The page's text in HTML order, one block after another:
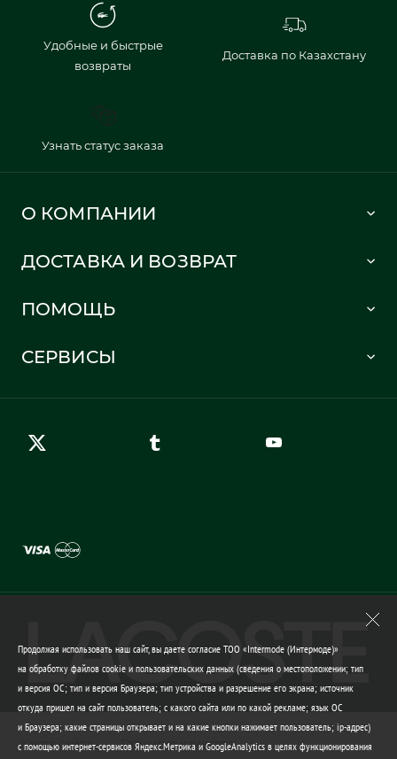
Удобные и быстрые
возвраты
Доставка по Казахстану
Узнать статус заказа
О КОМПАНИИ
Политика в отношении обработки персональных данных
ДОСТАВКА И ВОЗВРАТ
Информация о доставке
Правила возврата
ПОМОЩЬ
Карта сайта
СЕРВИСЫ
Карта сайта Гарантия качества
Продолжая использовать наш сайт, вы даете согласие ТОО «Intermode (Интермоде)»
на обработку файлов cookie и пользовательских данных (сведения о местоположении; тип
и версия ОС; тип и версия Браузера; тип устройства и разрешение его экрана; источник
откуда пришел на сайт пользователь; с какого сайта или по какой рекламе; язык ОС
и Браузера; какие страницы открывает и на какие кнопки нажимает пользователь; ip-адрес)
с помощью интернет-сервисов Яндекс.Метрика и GoogleAnalytics в целях функционирования